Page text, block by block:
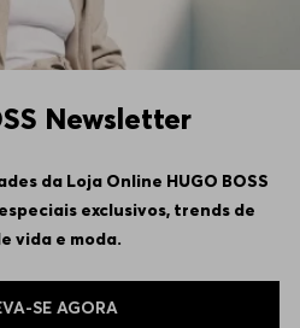
Newsletter
da Loja Online HUGO BOSS
exclusivos, trends de
vida e moda.
SE AGORA